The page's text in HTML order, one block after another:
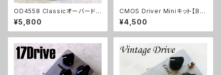
OD4558 Classicオーバードラ
イブキット【BASIC KIT】
¥5,800
CMOS Driver Miniキット【BA
SIC KIT】
¥4,500